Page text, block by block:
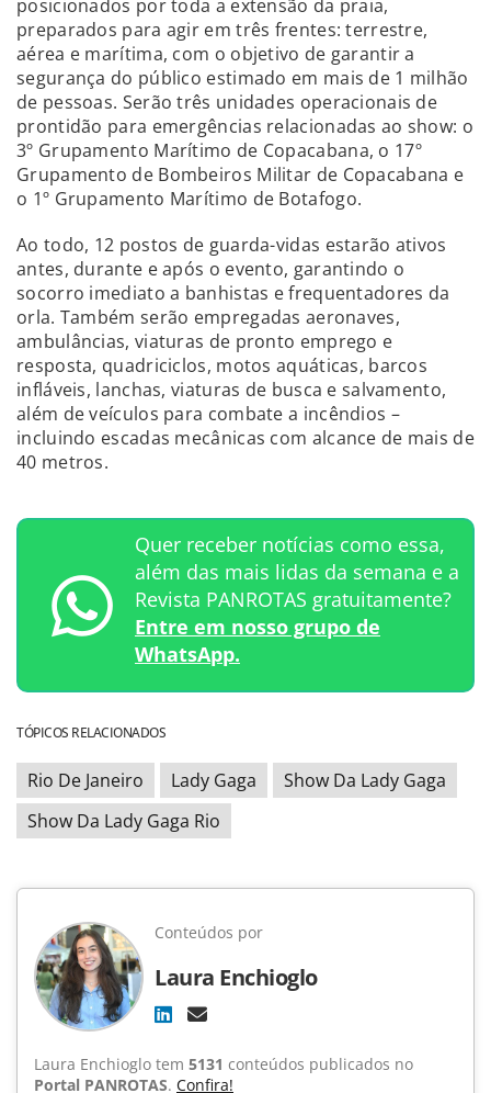
posicionados por toda a extensão da praia,
preparados para agir em três frentes: terrestre,
aérea e marítima, com o objetivo de garantir a
segurança do público estimado em mais de 1 milhão
de pessoas. Serão três unidades operacionais de
prontidão para emergências relacionadas ao show: o
3º Grupamento Marítimo de Copacabana, o 17º
Grupamento de Bombeiros Militar de Copacabana e
o 1º Grupamento Marítimo de Botafogo.
Ao todo, 12 postos de guarda-vidas estarão ativos
antes, durante e após o evento, garantindo o
socorro imediato a banhistas e frequentadores da
orla. Também serão empregadas aeronaves,
ambulâncias, viaturas de pronto emprego e
resposta, quadriciclos, motos aquáticas, barcos
infláveis, lanchas, viaturas de busca e salvamento,
além de veículos para combate a incêndios –
incluindo escadas mecânicas com alcance de mais de
40 metros.
Quer receber notícias como essa,
além das mais lidas da semana e a
Revista PANROTAS gratuitamente?
Entre em nosso grupo de
WhatsApp.
TÓPICOS RELACIONADOS
Rio De Janeiro Lady Gaga
Show Da Lady Gaga
Show Da Lady Gaga Rio
Conteúdos por
Laura Enchioglo
Laura Enchioglo tem 5131 conteúdos publicados no
Portal PANROTAS. Confira!